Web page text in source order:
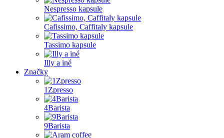
Nespresso kapsule
Cafissimo, Caffitaly kapsule
Tassimo kapsule
Illy a iné
Značky
1Zpresso
4Barista
9Barista